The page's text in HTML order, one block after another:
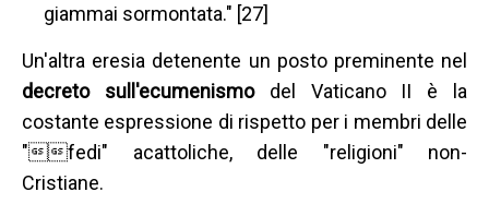
giammai sormontata." [27]
Un'altra eresia detenente un posto preminente nel
decreto sull'ecumenismodel Vaticano II è la
costante espressione di rispetto per i membri delle
"fedi" acattoliche, delle "religioni" non-
Cristiane.